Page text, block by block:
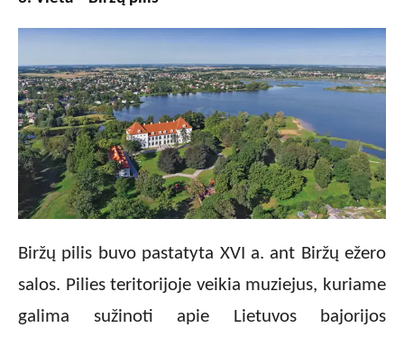
Biržų pilis buvo pastatyta XVI a. ant Biržų ežero
salos. Pilies teritorijoje veikia muziejus, kuriame
galima sužinoti apie Lietuvos bajorijos